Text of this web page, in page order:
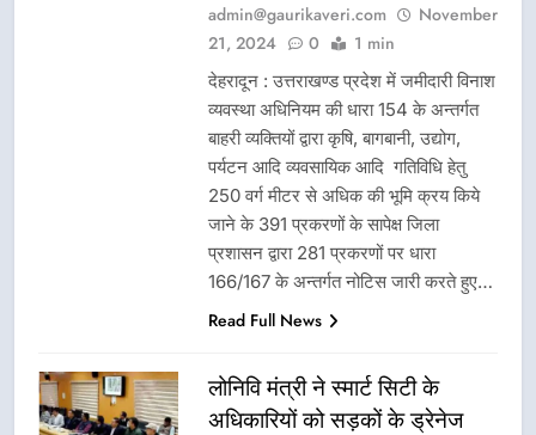
admin@gaurikaveri.com
November
21, 2024
0 1 min
देहरादून : उत्तराखण्ड प्रदेश में जमीदारी विनाश
व्यवस्था अधिनियम की धारा 154 के अन्तर्गत
बाहरी व्यक्तियों द्वारा कृषि, बागबानी, उद्योग,
पर्यटन आदि व्यवसायिक आदि गतिविधि हेतु
250 वर्ग मीटर से अधिक की भूमि क्रय किये
जाने के 391 प्रकरणों के सापेक्ष जिला
प्रशासन द्वारा 281 प्रकरणों पर धारा
166/167 के अन्तर्गत नोटिस जारी करते हुए…
Read Full News
लोनिवि मंत्री ने स्मार्ट सिटी के
अधिकारियों को सड़कों के ड्रेनेज